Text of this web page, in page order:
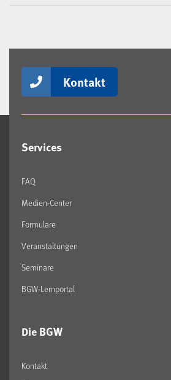
Kontakt
Services
FAQ
Medien-Center
Formulare
Veranstaltungen
Seminare
BGW-Lernportal
Die BGW
Kontakt